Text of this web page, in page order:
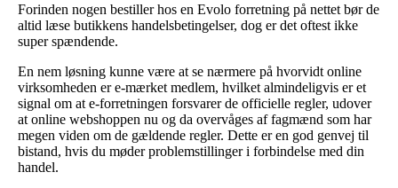
Forinden nogen bestiller hos en Evolo forretning på nettet bør de
altid læse butikkens handelsbetingelser, dog er det oftest ikke
super spændende.
En nem løsning kunne være at se nærmere på hvorvidt online
virksomheden er e-mærket medlem, hvilket almindeligvis er et
signal om at e-forretningen forsvarer de officielle regler, udover
at online webshoppen nu og da overvåges af fagmænd som har
megen viden om de gældende regler. Dette er en god genvej til
bistand, hvis du møder problemstillinger i forbindelse med din
handel.